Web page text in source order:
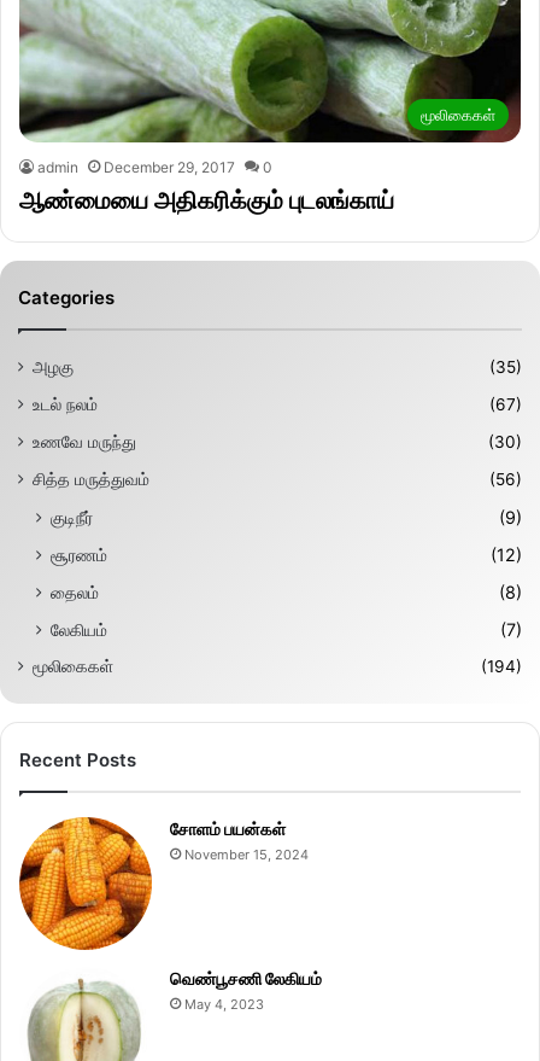
மூலிகைகள்
admin December 29, 2017 0
ஆண்மையை அதிகரிக்கும் புடலங்காய்
Categories
அழகு
(35)
உடல் நலம்
(67)
உணவே மருந்து
(30)
சித்த மருத்துவம்
(56)
குடிநீர்
(9)
சூரணம்
(12)
தைலம்
(8)
லேகியம்
(7)
மூலிகைகள் (194)
Recent Posts
சோளம் பயன்கள்
November 15, 2024
வெண்பூசணி லேகியம்
May 4, 2023